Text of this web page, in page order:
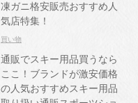
凍ガニ格安販売おすすめ人
気店特集！
買い物
通販でスキー用品買うなら
ここ！ブランドが激安価格
の人気おすすめスキー用品